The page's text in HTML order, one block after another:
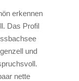
erkennen
Das Profil
und
nette